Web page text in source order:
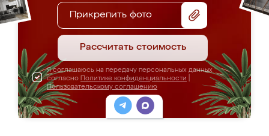
Прикрепить фото
Рассчитать стоимость
Я соглашаюсь на передачу персональных данных
согласно Политике конфиденциальности
Пользовательскому соглашению